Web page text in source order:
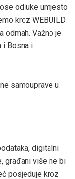
odluke umjesto
kroz WEBUILD
odmah. Važno je
i Bosna i
samouprave u
digitalni
građani više ne bi
posjeduje kroz